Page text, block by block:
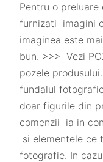
Pentru o
furnizati imagini
imaginea este
bun. >>> Vezi
pozele
fundalul
doar figurile din
comenzii ia in
si elementele ce
fotografie. In